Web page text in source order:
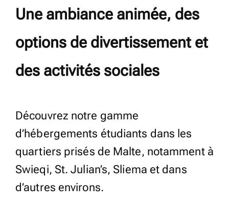
Une ambiance animée, des
options de divertissement et
des activités sociales
Découvrez notre gamme
d’hébergements étudiants dans les
quartiers prisés de Malte, notamment à
Swieqi, St. Julian’s, Sliema et dans
d’autres environs.